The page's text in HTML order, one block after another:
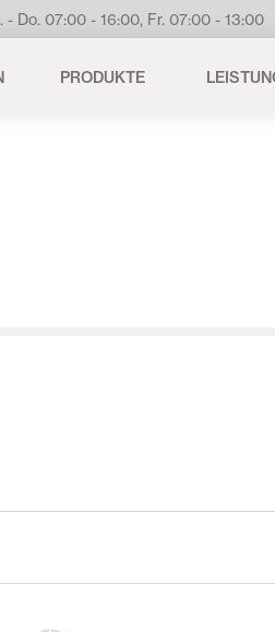
- Do. 07:00 - 16:00, Fr. 07:00 - 13:00
PRODUKTE